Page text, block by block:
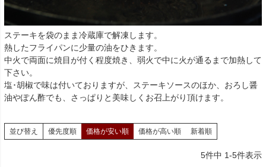
ステーキを袋のまま冷蔵庫で解凍します。
熱したフライパンに少量の油をひきます。
中火で両面に焼目が付く程度焼き、弱火で中に火が通るまで加熱して
下さい。
塩･胡椒で味は付いておりますが、ステーキソースのほか、おろし醤
油やぽん酢でも、さっぱりと美味しくお召上がり頂けます。
並び替え 優先度順 価格が安い順 価格が高い順 新着順
5件中 1-5件表示